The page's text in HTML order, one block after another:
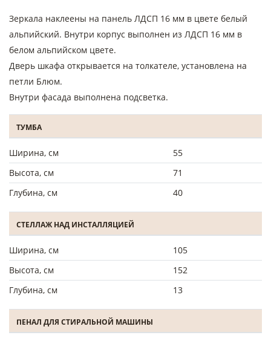
Зеркала наклеены на панель ЛДСП 16 мм в цвете белый
альпийский. Внутри корпус выполнен из ЛДСП 16 мм в
белом альпийском цвете.
Дверь шкафа открывается на толкателе, установлена на
петли Блюм.
Внутри фасада выполнена подсветка.
ТУМБА
Ширина, см
55
Высота, см
71
Глубина, см
40
СТЕЛЛАЖ НАД ИНСТАЛЛЯЦИЕЙ
Ширина, см
105
Высота, см
152
Глубина, см
13
ПЕНАЛ ДЛЯ СТИРАЛЬНОЙ МАШИНЫ